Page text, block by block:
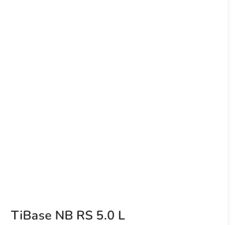
TiBase NB RS 5.0 L